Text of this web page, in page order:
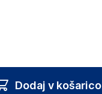
Dodaj v košarico